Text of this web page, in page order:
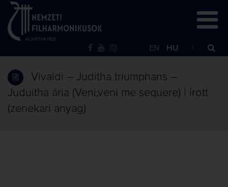
EN HU
Vivaldi – Juditha triumphans –
Juduitha ária (Veni,veni me sequere) | írott
(zenekari anyag)